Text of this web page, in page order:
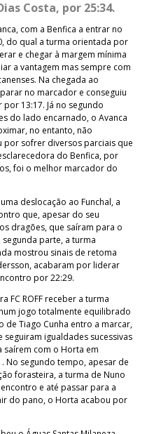
Costa, por 25:34.
com a Benfica a entrar no
do qual a turma orientada por
e chegar à margem mínima
a vantagem mas sempre com
Na chegada ao
no marcador e conseguiu
13:17. Já no segundo
do lado encarnado, o Avanca
no entanto, não
por sofrer diversos parciais que
do Benfica, por
foi o melhor marcador do
deslocação ao Funchal, a
que, apesar do seu
dragões, que saíram para o
parte, a turma
mostrou sinais de retoma
acabaram por liderar
por 22:29.
FC ROFF receber a turma
num jogo totalmente equilibrado
de Tiago Cunha entro a marcar,
igualdades sucessivas
saírem com o Horta em
No segundo tempo, apesar de
forasteira, a turma de Nuno
e até passar para a
do pano, o Horta acabou por